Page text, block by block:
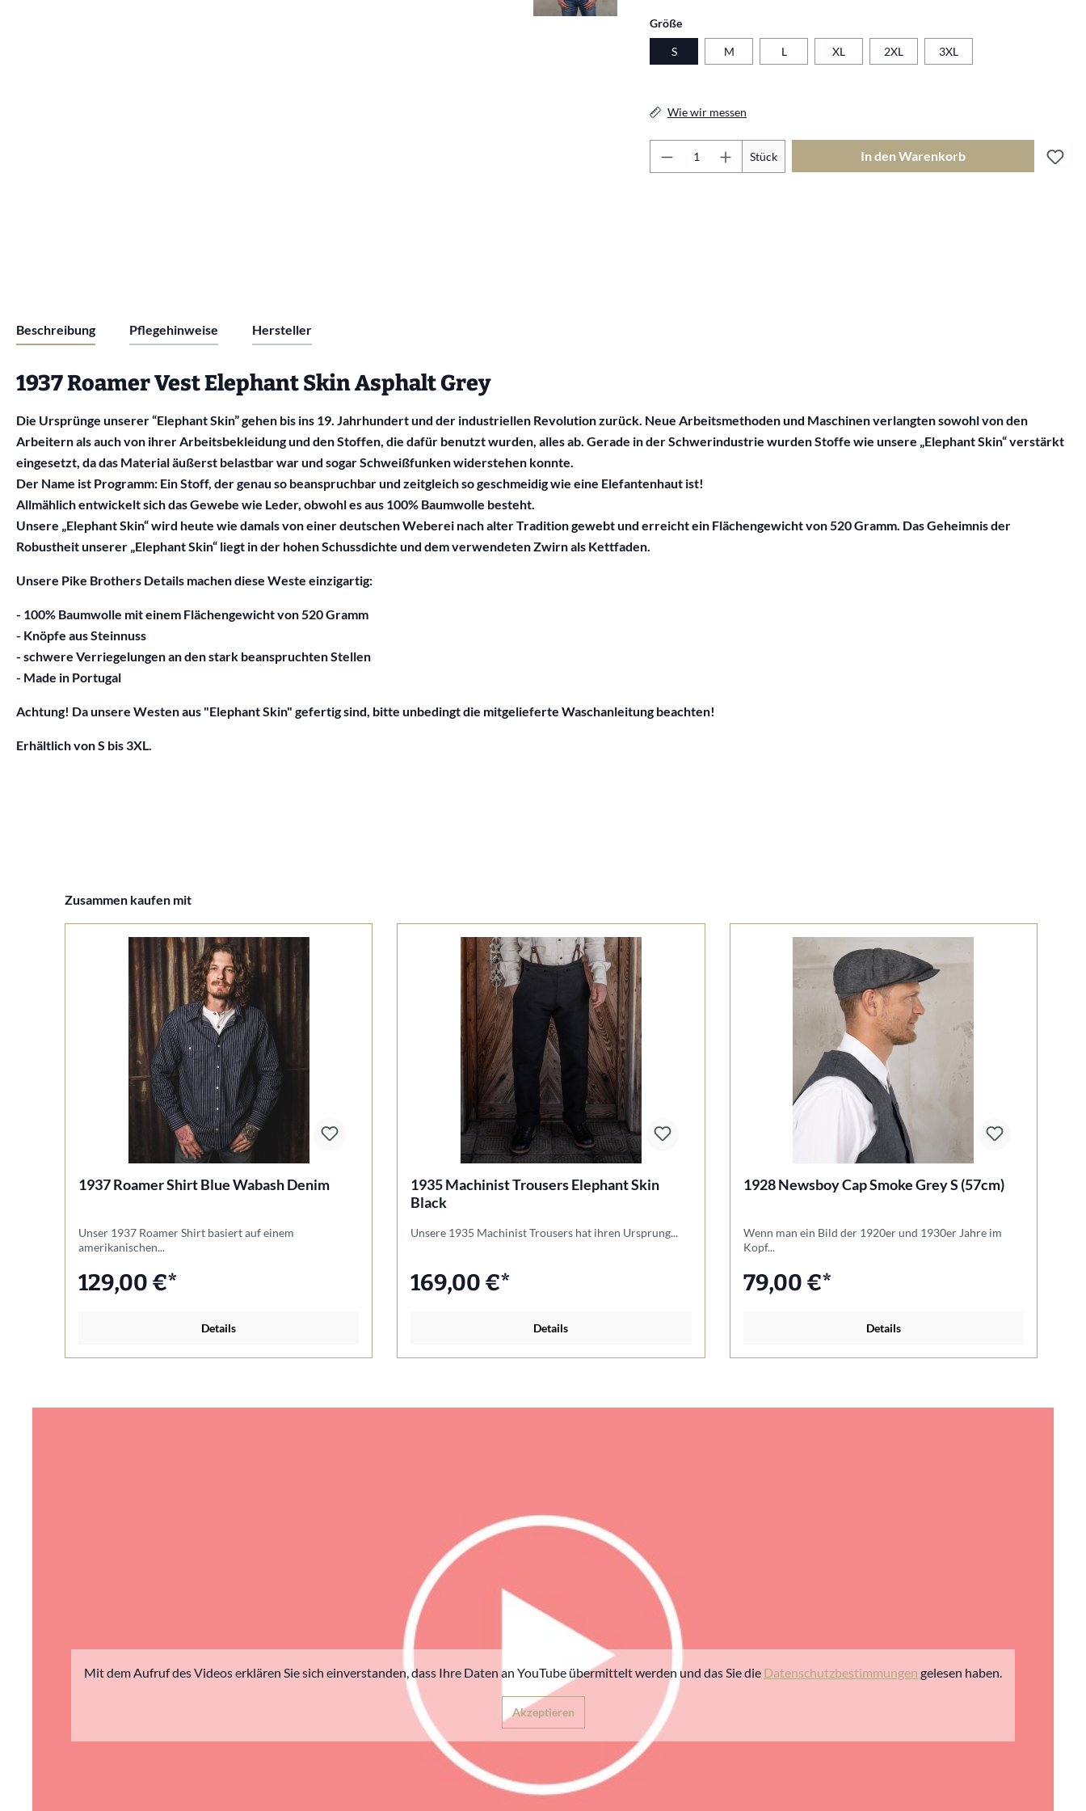
Größeauswählen
S M L XL 2XL 3XL
Wie wir messen
Produkt Anzahl: Gib den
Stück In den Warenkorb
Beschreibung Pflegehinweise Hersteller
1937 Roamer Vest Elephant Skin Asphalt Grey
Die Ursprünge unserer “Elephant Skin” gehen bis ins 19. Jahrhundert und der industriellen Revolution zurück. Neue Arbeitsmethoden und Maschinen verlangten sowohl von den
Arbeitern als auch von ihrer Arbeitsbekleidung und den Stoffen, die dafür benutzt wurden, alles ab. Gerade in der Schwerindustrie wurden Stoffe wie unsere „Elephant Skin“ verstärkt
eingesetzt, da das Material äußerst belastbar war und sogar Schweißfunken widerstehen konnte.
Der Name ist Programm: Ein Stoff, der genau so beanspruchbar und zeitgleich so geschmeidig wie eine Elefantenhaut ist!
Allmählich entwickelt sich das Gewebe wie Leder, obwohl es aus 100% Baumwolle besteht.
Unsere „Elephant Skin“ wird heute wie damals von einer deutschen Weberei nach alter Tradition gewebt und erreicht ein Flächengewicht von 520 Gramm. Das Geheimnis der
Robustheit unserer „Elephant Skin“ liegt in der hohen Schussdichte und dem verwendeten Zwirn als Kettfaden.
Unsere Pike Brothers Details machen diese Weste einzigartig:
- 100% Baumwolle mit einem Flächengewicht von 520 Gramm
- Knöpfe aus Steinnuss
- schwere Verriegelungen an den stark beanspruchten Stellen
- Made in Portugal
Achtung! Da unsere Westen aus "Elephant Skin" gefertig sind, bitte unbedingt die mitgelieferte Waschanleitung beachten!
Erhältlich von S bis 3XL.
Produktgalerie überspringen
Zusammen kaufen mit
1937 Roamer Shirt Blue Wabash Denim
Unser 1937 Roamer Shirt basiert auf einem
amerikanischen...
129,00 €*
Details
1935 Machinist Trousers Elephant Skin
Black
Unsere 1935 Machinist Trousers hat ihren Ursprung...
169,00 €*
Details
1928 Newsboy Cap Smoke Grey S (57cm)
Wenn man ein Bild der 1920er und 1930er Jahre im
Kopf...
79,00 €*
Details
Mit dem Aufruf des Videos erklären Sie sich einverstanden, dass Ihre Daten an YouTube übermittelt werden und das Sie die Datenschutzbestimmungen gelesen haben.
Akzeptieren